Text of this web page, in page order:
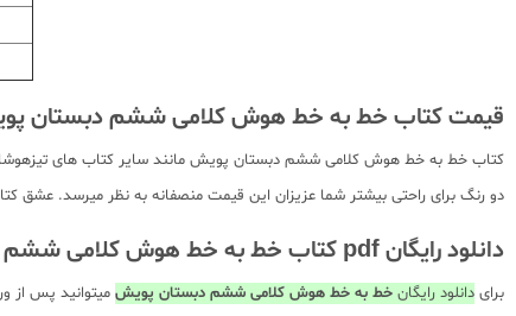
قیمت کتاب خط به خط هوش کلامی ششم دبستان
کتاب خط به خط هوش کلامی ششم دبستان پویش مانند سایر کتاب های تیزهوشان
دو رنگ برای راحتی بیشتر شما عزیزان این قیمت منصفانه به نظر میرسد. عشق
دانلود رایگان pdf کتاب خط به خط هوش کلامی ششم دبستان پویش
برای دانلود رایگان خط به خط هوش کلامی ششم دبستان پویش میتوانید پس از